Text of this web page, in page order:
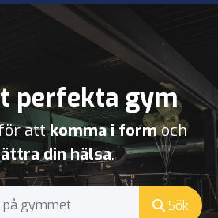
perfekta gym
attkomma i formoch
din hälsa.
Sök